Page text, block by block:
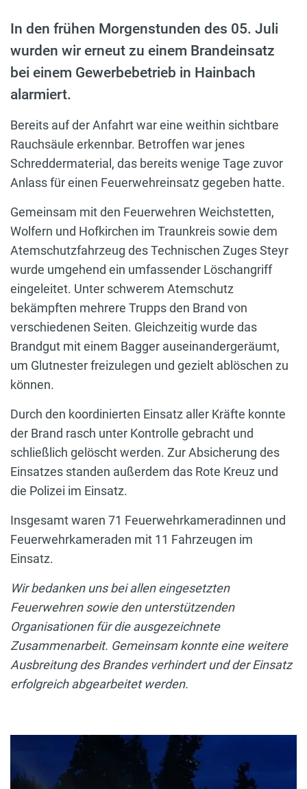
In den frühen Morgenstunden des 05. Juli
wurden wir erneut zu einem Brandeinsatz
bei einem Gewerbebetrieb in Hainbach
alarmiert.
Bereits auf der Anfahrt war eine weithin sichtbare
Rauchsäule erkennbar. Betroffen war jenes
Schreddermaterial, das bereits wenige Tage zuvor
Anlass für einen Feuerwehreinsatz gegeben hatte.
Gemeinsam mit den Feuerwehren Weichstetten,
Wolfern und Hofkirchen im Traunkreis sowie dem
Atemschutzfahrzeug des Technischen Zuges Steyr
wurde umgehend ein umfassender Löschangriff
eingeleitet. Unter schwerem Atemschutz
bekämpften mehrere Trupps den Brand von
verschiedenen Seiten. Gleichzeitig wurde das
Brandgut mit einem Bagger auseinandergeräumt,
um Glutnester freizulegen und gezielt ablöschen zu
können.
Durch den koordinierten Einsatz aller Kräfte konnte
der Brand rasch unter Kontrolle gebracht und
schließlich gelöscht werden. Zur Absicherung des
Einsatzes standen außerdem das Rote Kreuz und
die Polizei im Einsatz.
Insgesamt waren 71 Feuerwehrkameradinnen und
Feuerwehrkameraden mit 11 Fahrzeugen im
Einsatz.
Wir bedanken uns bei allen eingesetzten
Feuerwehren sowie den unterstützenden
Organisationen für die ausgezeichnete
Zusammenarbeit. Gemeinsam konnte eine weitere
Ausbreitung des Brandes verhindert und der Einsatz
erfolgreich abgearbeitet werden.